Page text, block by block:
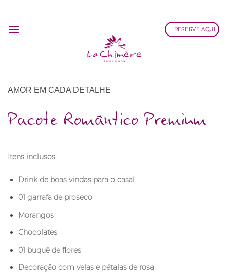
content
RESERVE AQUI
AMOR EM CADA DETALHE
Pacote Romântico Premium
Itens inclusos:
Drink de boas vindas para o casal
01 garrafa de proseco
Morangos
Chocolates
01 buquê de flores
Decoração com velas e pétalas de rosa